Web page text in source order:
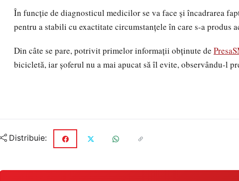
În funcție de diagnosticul medicilor se va face și încadrarea
pentru a stabili cu exactitate circumstanțele în care s-a produs
Din câte se pare, potrivit primelor informații obținute de
bicicletă, iar șoferul nu a mai apucat să îl evite, observându-l
Distribuie: